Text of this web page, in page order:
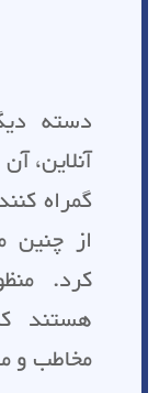
دسته
آنلاین،
گمراه
از چنین
کرد.
هستند
مخاطب و